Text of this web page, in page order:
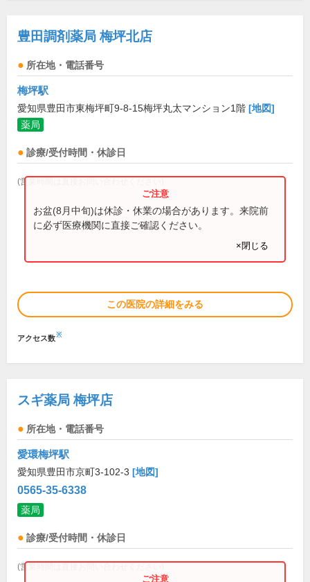
豊田調剤薬局 梅坪北店
所在地・電話番号
梅坪駅
愛知県豊田市東梅坪町9-8-15梅坪丸太マンション1階 [地図]
薬局
診療/受付時間・休診日
(営業時間は直接お問い合わせください)
お盆(8月中旬)は休診・休業の場合があります。来院前
に必ず医療機関に直接ご確認ください。
×閉じる
この医院の詳細をみる
アクセス数※
スギ薬局 梅坪店
所在地・電話番号
愛環梅坪駅
愛知県豊田市京町3-102-3 [地図]
0565-35-6338
薬局
診療/受付時間・休診日
(営業時間は直接お問い合わせください)